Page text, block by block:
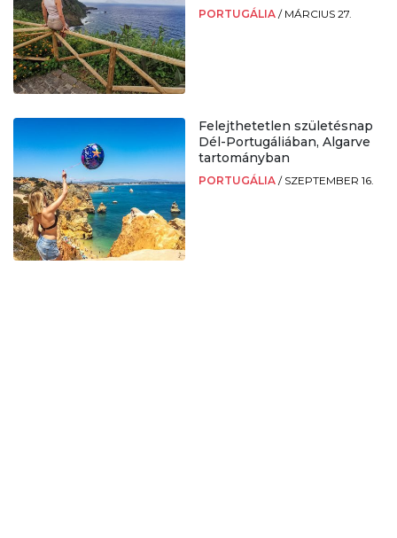
PORTUGÁLIA / MÁRCIUS 27.
Felejthetetlen születésnap
Dél-Portugáliában, Algarve
tartományban
PORTUGÁLIA / SZEPTEMBER 16.